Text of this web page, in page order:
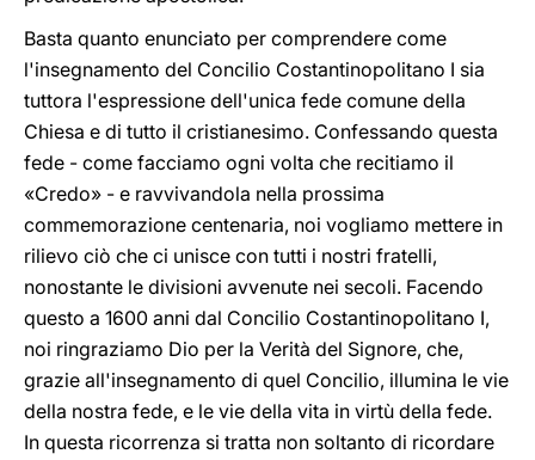
Basta quanto enunciato per comprendere come
l'insegnamento del Concilio Costantinopolitano I sia
tuttora l'espressione dell'unica fede comune della
Chiesa e di tutto il cristianesimo. Confessando questa
fede - come facciamo ogni volta che recitiamo il
«Credo» - e ravvivandola nella prossima
commemorazione centenaria, noi vogliamo mettere in
rilievo ciò che ci unisce con tutti i nostri fratelli,
nonostante le divisioni avvenute nei secoli. Facendo
questo a 1600 anni dal Concilio Costantinopolitano I,
noi ringraziamo Dio per la Verità del Signore, che,
grazie all'insegnamento di quel Concilio, illumina le vie
della nostra fede, e le vie della vita in virtù della fede.
In questa ricorrenza si tratta non soltanto di ricordare